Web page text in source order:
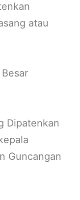
atau
Dipatenkan
Guncangan